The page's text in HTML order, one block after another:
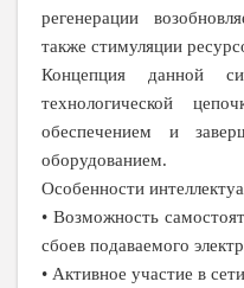
регенерации
также стимуляции
Концепция данной
технологической
обеспечением и
оборудованием.
Особенности
• Возможность
сбоев подаваемого
• Активное участие в